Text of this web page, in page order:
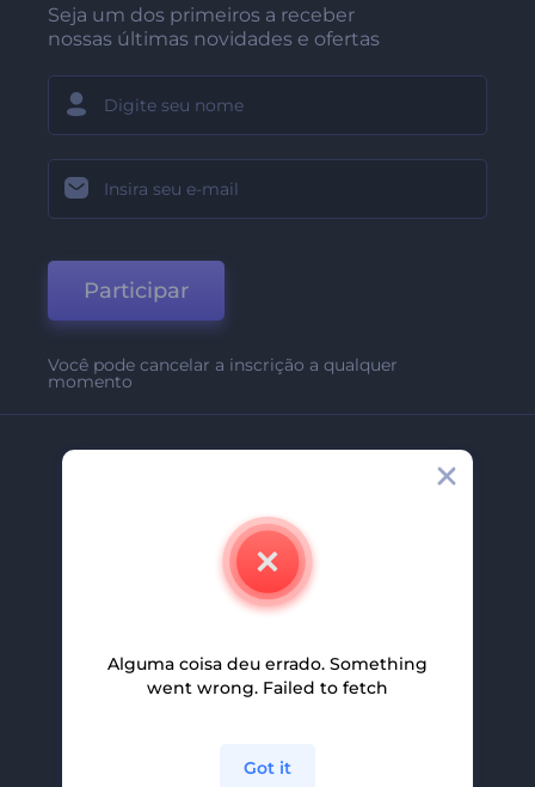
Seja um dos primeiros a receber
nossas últimas novidades e ofertas
Participar
Você pode cancelar a inscrição a qualquer
momento
Contate-Nos
Carreiras
Programa De Afiliados
Alguma coisa deu errado. Something
went wrong. Failed to fetch
Got it